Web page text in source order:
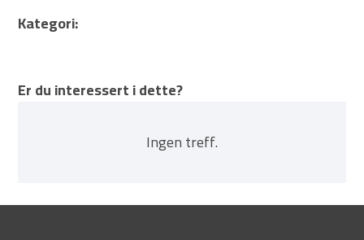
Kategori:
Er du interessert i dette?
Ingen treff.